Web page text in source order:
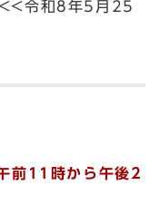
<<令和8年5月25
前11時から午後2